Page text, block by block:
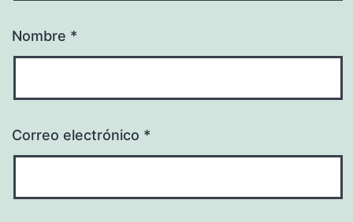
Nombre *
Correo electrónico *